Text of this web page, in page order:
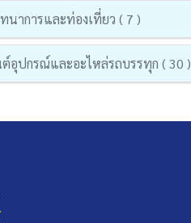
นาการและท่องเที่ยว ( 7 )
ต์อุปกรณ์และอะไหล่รถบรรทุก ( 30 )